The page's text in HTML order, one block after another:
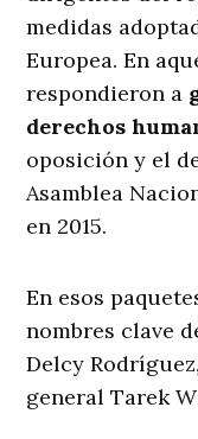
medidas
Europea. En
respondieron a
derechos
oposición y el
Asamblea
en 2015.
En esos
nombres clave
Delcy
general Tarek